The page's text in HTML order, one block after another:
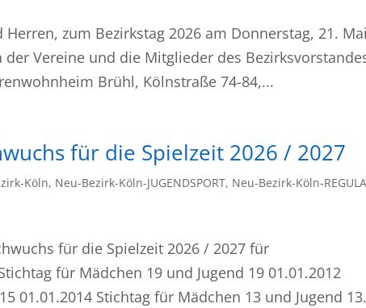
zum Bezirkstag 2026 am Donnerstag, 21. Mai
Vereine und die Mitglieder des
Brühl, Kölnstraße 74-84,...
für die Spielzeit 2026 / 2027
Köln, Neu-Bezirk-Köln-JUGENDSPORT, Neu-Bezirk-Köln-
für die Spielzeit 2026 / 2027 für
für Mädchen 19 und Jugend 19 01.01.2012
01.01.2014 Stichtag für Mädchen 13 und Jugend